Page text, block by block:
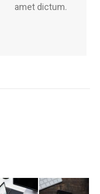
amet dictum.